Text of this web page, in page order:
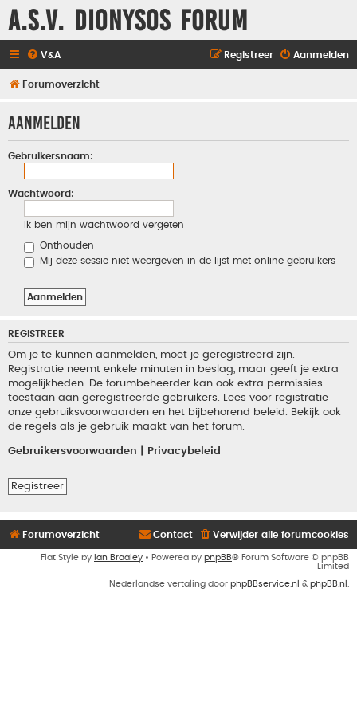
A.S.V. Dionysos Forum
V&A Aanmelden
Registreer
Forumoverzicht
Aanmelden
Gebruikersnaam:
Wachtwoord:
Ik ben mijn wachtwoord vergeten
Onthouden
Mij deze sessie niet weergeven in de lijst met online gebruikers
REGISTREER
Om je te kunnen aanmelden, moet je geregistreerd zijn.
Registratie neemt enkele minuten in beslag, maar geeft je extra
mogelijkheden. De forumbeheerder kan ook extra permissies
toestaan aan geregistreerde gebruikers. Lees voor registratie
onze gebruiksvoorwaarden en het bijbehorend beleid. Bekijk ook
de regels als je gebruik maakt van het forum.
Gebruikersvoorwaarden Privacybeleid
Registreer
Forumoverzicht Verwijder alle forumcookies
Contact
Flat Style by Ian Bradley • Powered by phpBB® Forum Software © phpBB
Limited
Nederlandse vertaling door phpBBservice.nl & phpBB.nl .